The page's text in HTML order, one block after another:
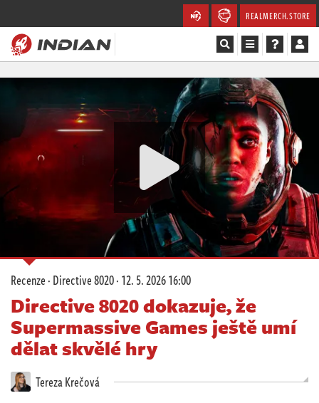
REALMERCH.STORE
Videa
Soutěže
Databáze
Komunita
Redakce
Živě
Recenze·Directive 8020·12. 5. 2026 16:00
Directive 8020 dokazuje, že
Supermassive Games ještě umí
dělat skvělé hry
Tereza Krečová